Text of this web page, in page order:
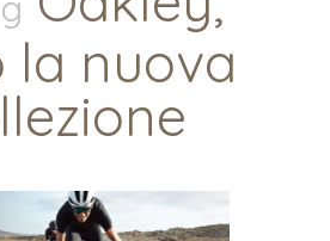
la nuova